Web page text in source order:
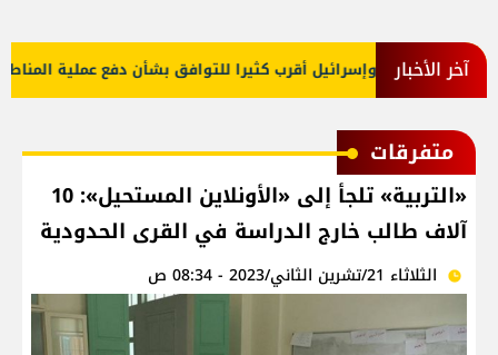
آخر الأخبار
أميركا: لبنان وإسرائيل أقرب كثيرا للتوافق بشأن دفع عملية المناطق
متفرقات
«التربية» تلجأ إلى «الأونلاين المستحيل»: 10
آلاف طالب خارج الدراسة في القرى الحدودية
الثلاثاء 21/تشرين الثاني/2023 - 08:34 ص